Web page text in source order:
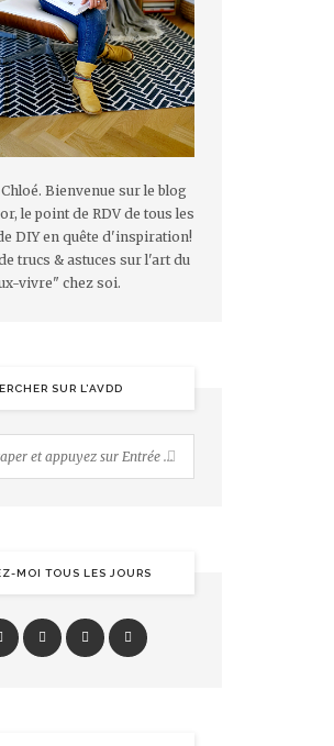
Bienvenue sur le blog
le point de RDV de tous les
DIY en quête d'inspiration!
trucs & astuces sur l'art du
vivre" chez soi.
SUR L’AVDD
MOI TOUS LES JOURS